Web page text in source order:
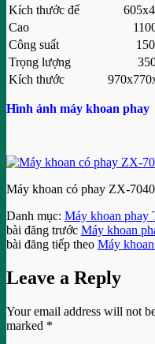
Kích thước đế
Cao
Công suất
Trọng lượng
Kích thước
Hình ảnh máy khoan phay
Máy khoan có phay ZX-
Danh mục: Máy khoan phay
bài đăng trước Máy khoan
bài đăng tiếp theo Máy
Leave a Reply
Your email address will not
marked *